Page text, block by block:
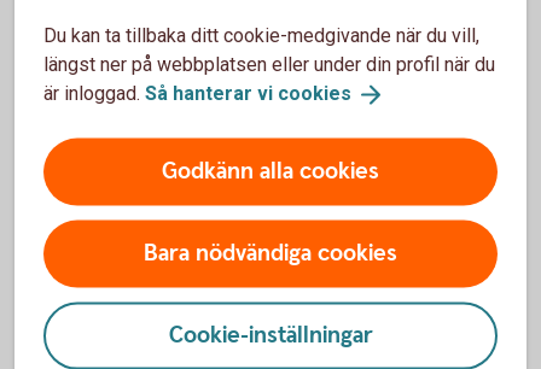
utnyttjad kredit på 20 000 kr återbetalt under 1 år
(2025-10-01).
Ränta för närvarande 13,55 % (2025-10-01 ),
Utnyttjad kredit på 20 000 kr: effektiv ränta är för
närvarande 13,50 % (Nyckelkund: 11,43 %) och
det sammanlagda belopp som ska betalas är 21
382 kr (Nyckelkund: 21 187 kr*).
I ovan exempel återbetalas krediten med
månatliga avbetalningsbelopp under 12 månader
Du kan ta tillbaka ditt cookie-medgivande när du vill,
längst ner på webbplatsen eller under din profil när du
är inloggad. Så hanterar vi cookies
Godkänn alla cookies
Bara nödvändiga cookies
Cookie-inställningar